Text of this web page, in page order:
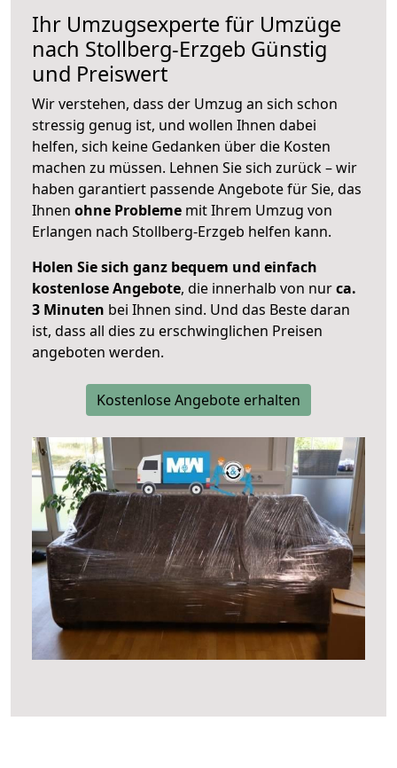
Ihr Umzugsexperte für Umzüge
nach Stollberg-Erzgeb Günstig
und Preiswert
Wir verstehen, dass der Umzug an sich schon
stressig genug ist, und wollen Ihnen dabei
helfen, sich keine Gedanken über die Kosten
machen zu müssen. Lehnen Sie sich zurück – wir
haben garantiert passende Angebote für Sie, das
Ihnen ohne Probleme mit Ihrem Umzug von
Erlangen nach Stollberg-Erzgeb helfen kann.
Holen Sie sich ganz bequem und einfach
kostenlose Angebote, die innerhalb von nurca.
3 Minuten bei Ihnen sind. Und das Beste daran
ist, dass all dies zu erschwinglichen Preisen
angeboten werden.
Kostenlose Angebote erhalten